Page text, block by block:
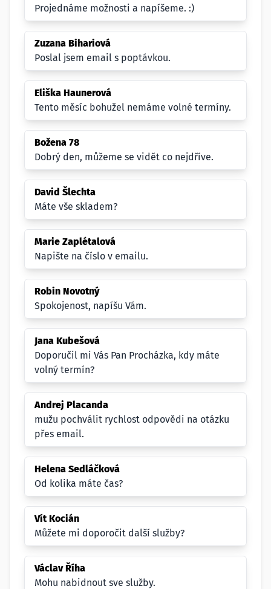
Projednáme možnosti a napíšeme. :)
Zuzana Bihariová
Poslal jsem email s poptávkou.
Eliška Haunerová
Tento měsíc bohužel nemáme volné termíny.
Božena 78
Dobrý den, můžeme se vidět co nejdříve.
David Šlechta
Máte vše skladem?
Marie Zaplétalová
Napište na číslo v emailu.
Robin Novotný
Spokojenost, napíšu Vám.
Jana Kubešová
Doporučil mi Vás Pan Procházka, kdy máte
volný termín?
Andrej Placanda
mužu pochválit rychlost odpovědi na otázku
přes email.
Helena Sedláčková
Od kolika máte čas?
Vít Kocián
Můžete mi doporočit další služby?
Václav Říha
Mohu nabidnout sve služby.